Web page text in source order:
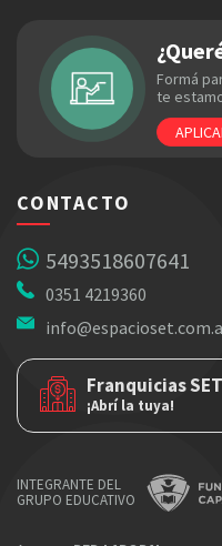
Formá
te
CONTACTO
5493518607641
0351 4219360
Franquicias SET
¡Abrí la tuya!
INTEGRANTE DEL
GRUPO EDUCATIVO